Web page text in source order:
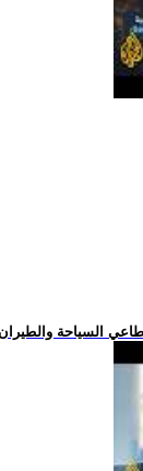
السياحة والطيران